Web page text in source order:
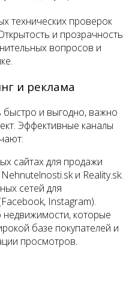
технических проверок
и прозрачность
вопросов и
и реклама
и выгодно, важно
Эффективные каналы
сайтах для продажи
и Reality.sk.
сетей для
Instagram).
которые
базе покупателей и
просмотров.